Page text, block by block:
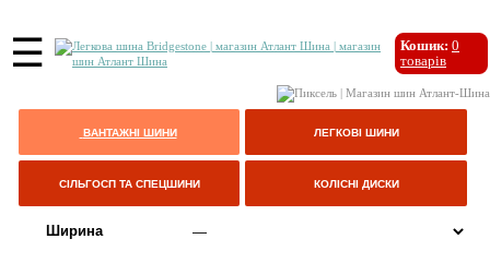
☰ Кошик: 0
товарів
ВАНТАЖНІ ШИНИ ЛЕГКОВІ ШИНИ
СІЛЬГОСП ТА СПЕЦШИНИ КОЛІСНІ ДИСКИ
Ширина